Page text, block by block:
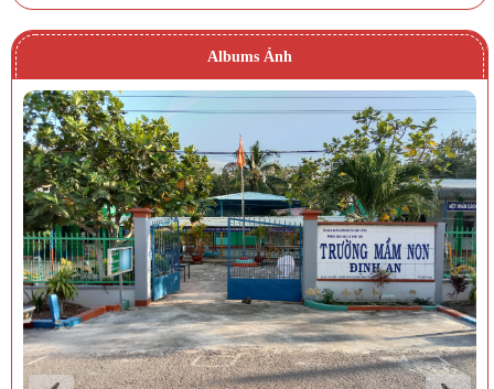
Albums Ảnh